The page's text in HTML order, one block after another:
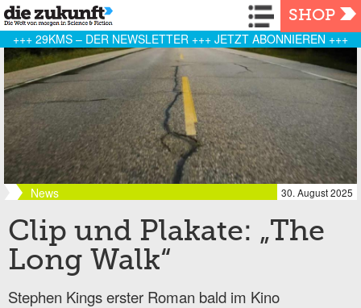
Navigation
SHOP
+++ 29KMS – DER NEWSLETTER +++ JETZT ABONNIEREN +++
News 30. August 2025
Clip und Plakate: „The
Long Walk“
Stephen Kings erster Roman bald im Kino